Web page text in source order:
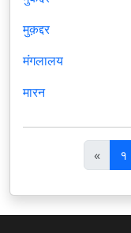
मुक़द्दर
मंगलालय
मारन
«पि
छ
ला
१